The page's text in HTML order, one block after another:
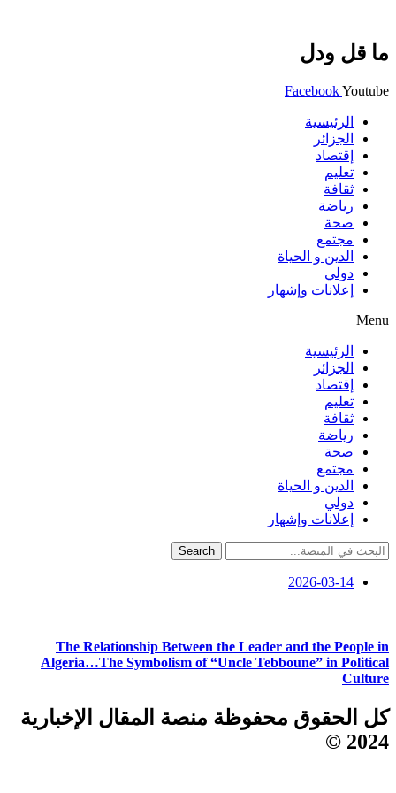
ما قل ودل
FacebookYoutube
الرئيسية
الجزائر
إقتصاد
تعليم
ثقافة
رياضة
صحة
مجتمع
الدين و الحياة
دولي
إعلانات وإشهار
Menu
الرئيسية
الجزائر
إقتصاد
تعليم
ثقافة
رياضة
صحة
مجتمع
الدين و الحياة
دولي
إعلانات وإشهار
Search
2026-03-14
The Relationship Between the Leader and the People in
Algeria…The Symbolism of “Uncle Tebboune” in Political
Culture
كل الحقوق محفوظة منصة المقال الإخبارية
2024 ©